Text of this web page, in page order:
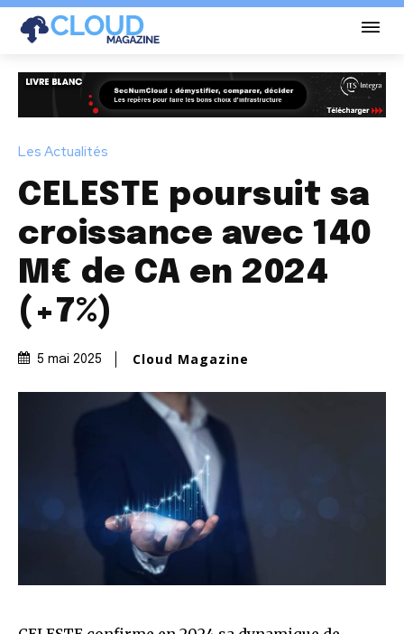
Les Actualités
CELESTE poursuit sa
croissance avec 140
M€ de CA en 2024
(+7%)
5 mai 2025 Cloud Magazine